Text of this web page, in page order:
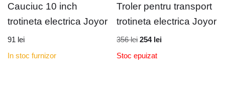
Cauciuc 10 inch
trotineta electrica Joyor
91 lei
In stoc furnizor
Troler pentru transport
trotineta electrica Joyor
356lei 254 lei
Stoc epuizat